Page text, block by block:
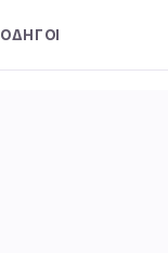
ΟΔΗΓΟΙ